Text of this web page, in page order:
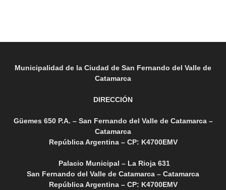
Municipalidad de la Ciudad de San Fernando del Valle de
Catamarca
DIRECCIÓN
Güemes 650 P.A. – San Fernando del Valle de Catamarca –
Catamarca
República Argentina – CP: K4700EMV
Palacio Municipal – La Rioja 631
San Fernando del Valle de Catamarca – Catamarca
República Argentina – CP: K4700EMV